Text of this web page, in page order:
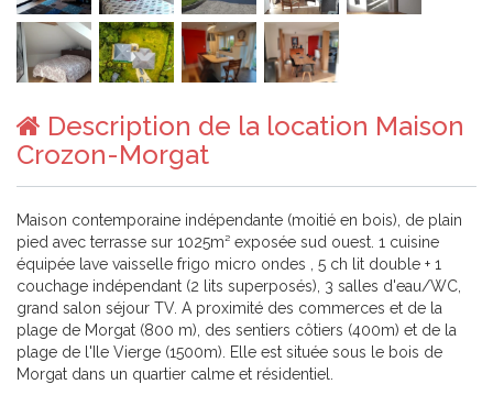
Description de la location Maison
Crozon-Morgat
Maison contemporaine indépendante (moitié en bois), de plain
pied avec terrasse sur 1025m² exposée sud ouest. 1 cuisine
équipée lave vaisselle frigo micro ondes , 5 ch lit double + 1
couchage indépendant (2 lits superposés), 3 salles d'eau/WC,
grand salon séjour TV. A proximité des commerces et de la
plage de Morgat (800 m), des sentiers côtiers (400m) et de la
plage de l'Ile Vierge (1500m). Elle est située sous le bois de
Morgat dans un quartier calme et résidentiel.